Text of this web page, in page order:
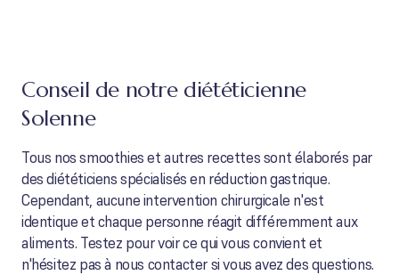
Conseil de notre diététicienne
Solenne
Tous nos smoothies et autres recettes sont élaborés par
des diététiciens spécialisés en réduction gastrique.
Cependant, aucune intervention chirurgicale n'est
identique et chaque personne réagit différemment aux
aliments. Testez pour voir ce qui vous convient et
n'hésitez pas à nous contacter si vous avez des questions.